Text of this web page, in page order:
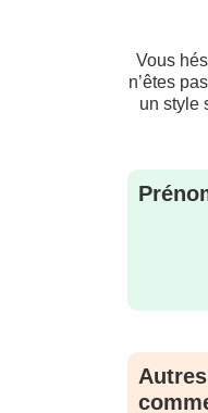
Vous
n’êtes
un style